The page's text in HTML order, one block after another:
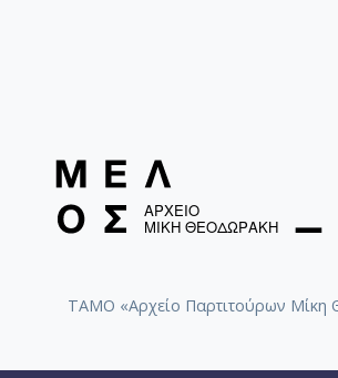
ΤΑΜΟ «Αρχείο Παρτιτούρων Μίκη